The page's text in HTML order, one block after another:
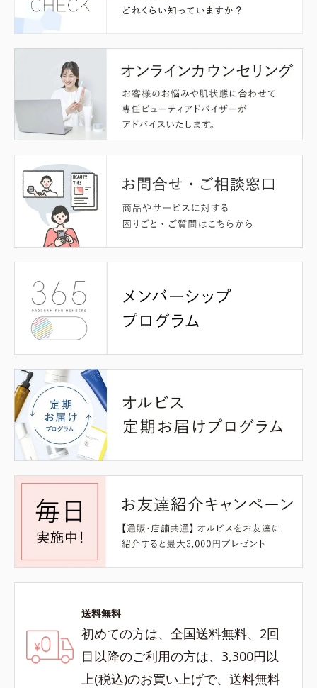
送料無料
初めての方は、全国送料無料、2回
目以降のご利用の方は、3,300円以
上(税込)のお買い上げで、送料無料